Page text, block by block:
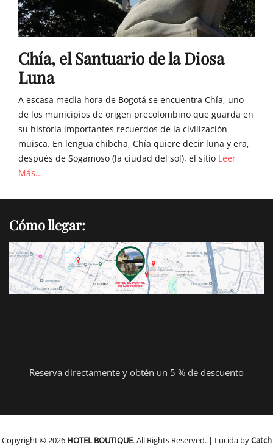
Chía, el Santuario de la Diosa
Luna
A escasa media hora de Bogotá se encuentra Chía, uno
de los municipios de origen precolombino que guarda en
su historia importantes recuerdos de la civilización
muisca. En lengua chibcha, Chía quiere decir luna y era,
después de Sogamoso (la ciudad del sol), el sitio Leer
Más...
Cómo llegar:
Reserva directamente y obtén un 5 % de descuento
Copyright © 2026 HOTEL BOUTIQUE. All Rights Reserved. | Lucida byCatch